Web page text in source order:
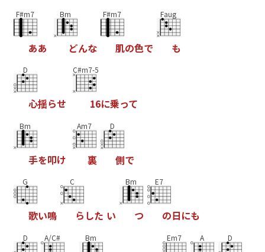
F#m7
ああ
Bm
どんな
F#m7
肌の色で
Faug
も
D
心揺らせ
C#m7-5
16に乗って
Bm
手を叩け
Am7
裏
D
側で
G
歌い鳴
C
ら した い
Bm
つ
E7
の日にも
D A/C# Bm Em7 A D